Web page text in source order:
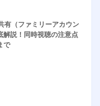
有（ファミリーアカウン
解説！同時視聴の注意点
で